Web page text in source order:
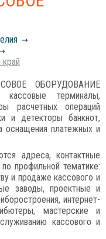
ОБОРУДОВАНИЕ
кассовые терминалы,
расчетных операций
и детекторы банкнот,
оснащения платежных и
адреса, контактные
профильной тематике:
и продаже кассового и
заводы, проектные и
интернет-
мастерские и
кассового и